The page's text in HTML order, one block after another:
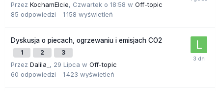
Przez KochamElcie, Czwartek o 18:58 w Off-topic
85 odpowiedzi 1 158 wyświetleń
Dyskusja o piecach, ogrzewaniu i emisjach CO2
1 2 3
Przez Dalila_ , 29 Lipca w Off-topic
60 odpowiedzi 1 423 wyświetleń